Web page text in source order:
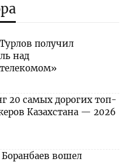
получил
над
20 самых дорогих топ-
Казахстана — 2026
вошел